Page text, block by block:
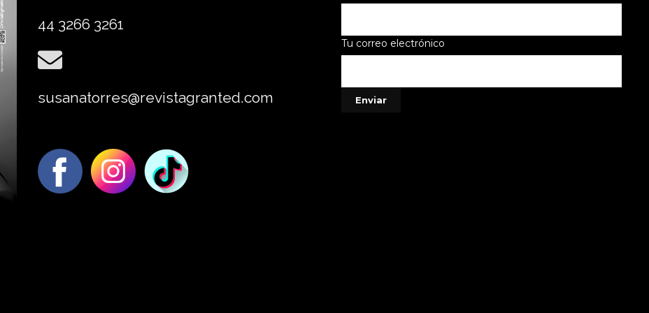
44 3266 3261
susanatorres@revistagranted.com
Tu correo electrónico